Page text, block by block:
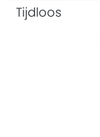
Tijdloos